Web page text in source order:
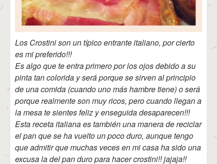
Los Crostini son un típico entrante italiano, por cierto
es mi preferido!!!
Es algo que te entra primero por los ojos debido a su
pinta tan colorida y será porque se sirven al principio
de una comida (cuando uno más hambre tiene) o será
porque realmente son muy ricos, pero cuando llegan a
la mesa te sientes feliz y enseguida desaparecen!!!
Esta receta italiana es también una manera de reciclar
el pan que se ha vuelto un poco duro, aunque tengo
que admitir que muchas veces en mi casa ha sido una
excusa la del pan duro para hacer crostini!! jajaja!!